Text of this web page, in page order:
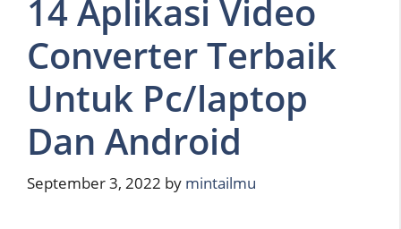
14 Aplikasi Video
Converter Terbaik
Untuk Pc/laptop
Dan Android
September 3, 2022 by mintailmu